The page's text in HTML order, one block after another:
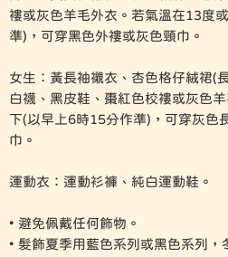
褸或灰色羊毛外衣。若氣溫在13度
準)，可穿黑色外褸或灰色頸巾。
女生：黃長袖襯衣、杏色格仔絨裙(
白襪、黑皮鞋、棗紅色校褸或灰色
下(以早上6時15分作準)，可穿灰色
巾。
運動衣：運動衫褲、純白運動鞋。
• 避免佩戴任何飾物。
• 髮飾夏季用藍色系列或黑色系列，